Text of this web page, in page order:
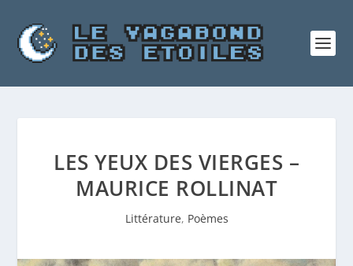
LES YEUX DES VIERGES –
MAURICE ROLLINAT
Littérature, Poèmes